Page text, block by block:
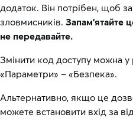
додаток. Він потрібен, щоб
зловмисників. Запам’ятайте
не передавайте.
Змінити код доступу можна у
«Параметри» – «Безпека».
Альтернативно, якщо це
можете встановити вхід за